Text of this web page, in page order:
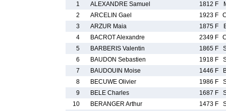
1
ALEXANDRE Samuel 1812 F
2
ARCELIN Gael 1923 F
3
ARZUR Maia 1875 F
4
BACROT Alexandre 2349 F
5
BARBERIS Valentin 1865 F
6
BAUDON Sebastien 1918 F
7
BAUDOUIN Moise 1446 F
8
BECUWE Olivier 1986 F
9
BELE Charles 1687 F
10
BERANGER Arthur 1473 F